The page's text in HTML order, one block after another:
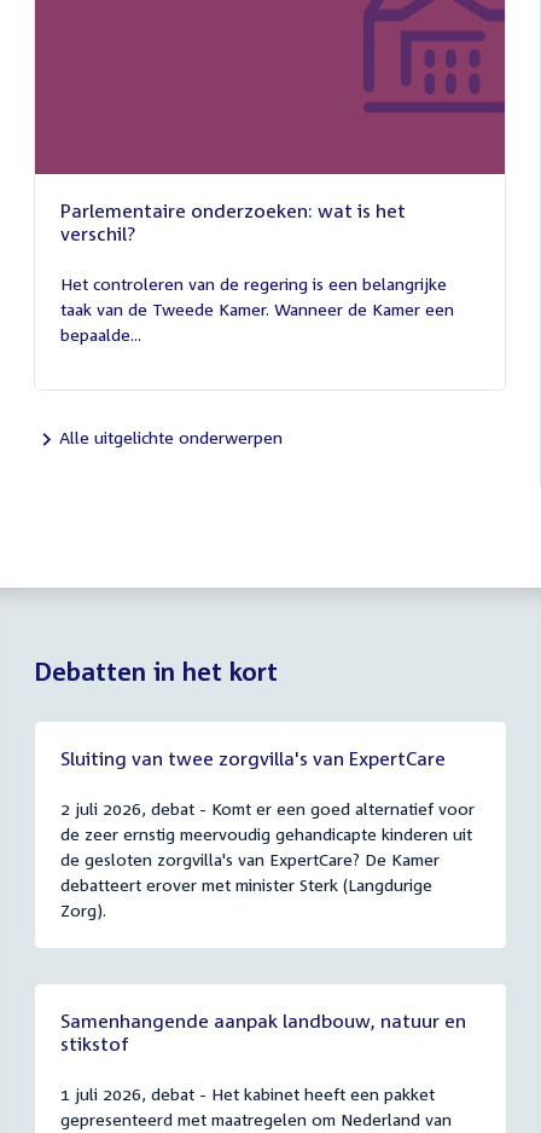
Parlementaire onderzoeken: wat is het
verschil?
juli
2026
Het controleren van de regering is een belangrijke
taak van de Tweede Kamer. Wanneer de Kamer een
bepaalde...
Alle uitgelichte onderwerpen
Debatten in het kort
Sluiting van twee zorgvilla's van ExpertCare
2 juli 2026, debat - Komt er een goed alternatief voor
de zeer ernstig meervoudig gehandicapte kinderen uit
de gesloten zorgvilla's van ExpertCare? De Kamer
debatteert erover met minister Sterk (Langdurige
Zorg).
Samenhangende aanpak landbouw, natuur en
stikstof
1 juli 2026, debat - Het kabinet heeft een pakket
gepresenteerd met maatregelen om Nederland van